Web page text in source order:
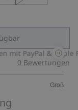
mit PayPal & Apple
Groß
0 Bewertungen